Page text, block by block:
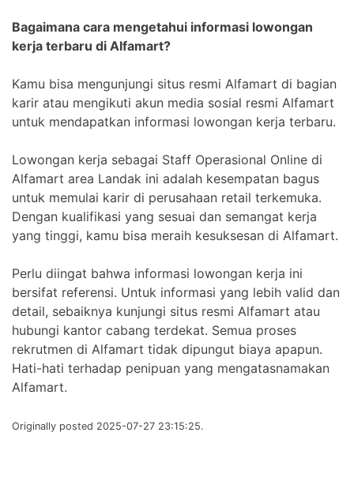
Bagaimana cara mengetahui informasi lowongan
kerja terbaru di Alfamart?
Kamu bisa mengunjungi situs resmi Alfamart di bagian
karir atau mengikuti akun media sosial resmi Alfamart
untuk mendapatkan informasi lowongan kerja terbaru.
Lowongan kerja sebagai Staff Operasional Online di
Alfamart area Landak ini adalah kesempatan bagus
untuk memulai karir di perusahaan retail terkemuka.
Dengan kualifikasi yang sesuai dan semangat kerja
yang tinggi, kamu bisa meraih kesuksesan di Alfamart.
Perlu diingat bahwa informasi lowongan kerja ini
bersifat referensi. Untuk informasi yang lebih valid dan
detail, sebaiknya kunjungi situs resmi Alfamart atau
hubungi kantor cabang terdekat. Semua proses
rekrutmen di Alfamart tidak dipungut biaya apapun.
Hati-hati terhadap penipuan yang mengatasnamakan
Alfamart.
Originally posted 2025-07-27 23:15:25.